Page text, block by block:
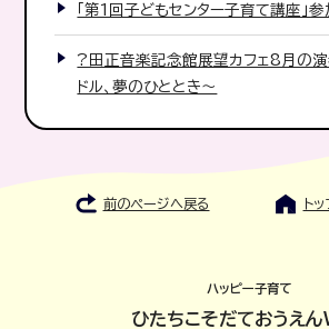
「第1回子どもセンター子育て講座」
?田正音楽記念館展望カフェ8月の演
ドル、夢のひととき〜
前のページへ戻る ト
ハッピー子育て
ひたちこそだておうえ